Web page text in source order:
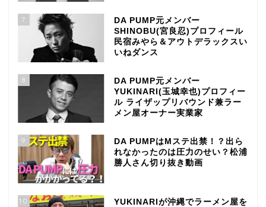
7
DA PUMP元メンバー
SHINOBU(宮良忍)プロフィール
民宿みやら＆アウトデラックスい
いねダンス
8
DA PUMP元メンバー
YUKINARI(玉城幸也)プロフィー
ル ライザップリバウンド兼ラー
メン屋オーナー実業家
9
DA PUMPはMステ出禁！？出ら
れなかったのは圧力のせい？松浦
勝人さん切り抜き動画
10
YUKINARIが沖縄でラーメン屋を